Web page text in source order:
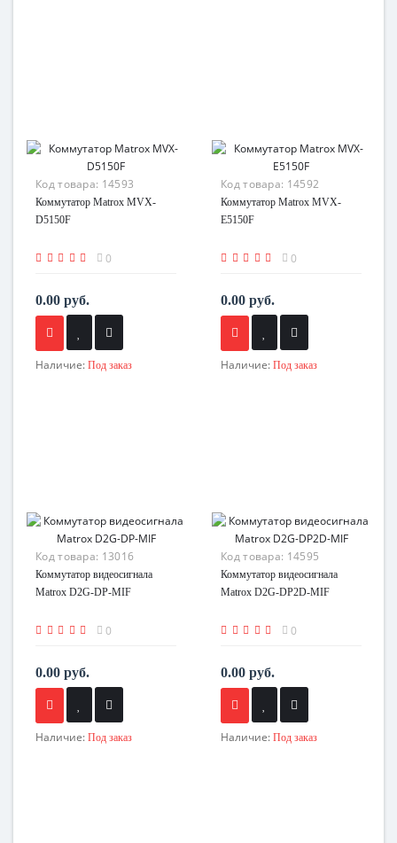
Код товара: 14593
Коммутатор Matrox MVX-
D5150F
0
0.00 руб.
Наличие: Под заказ
Код товара: 14592
Коммутатор Matrox MVX-
E5150F
0
0.00 руб.
Наличие: Под заказ
Код товара: 13016
Коммутатор видеосигнала
Matrox D2G-DP-MIF
0
0.00 руб.
Наличие: Под заказ
Код товара: 14595
Коммутатор видеосигнала
Matrox D2G-DP2D-MIF
0
0.00 руб.
Наличие: Под заказ